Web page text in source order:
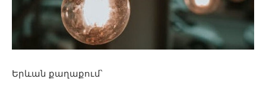
Երևան քաղաքում՝